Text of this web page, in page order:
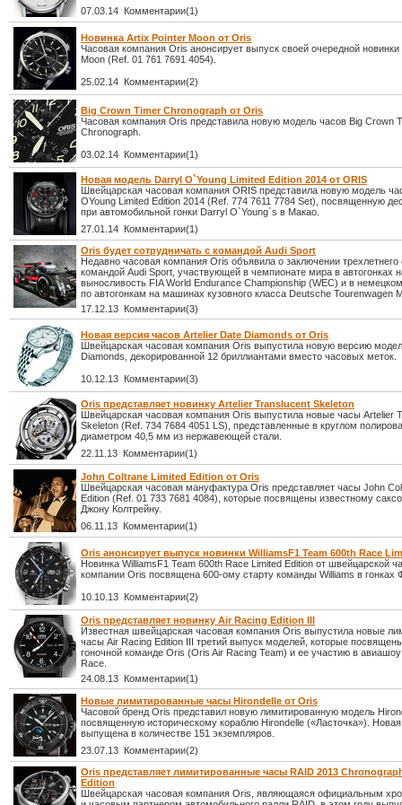
07.03.14 Комментарии(1)
Новинка Artix Pointer Moon от Oris
Часовая компания Oris анонсирует выпуск своей очередной новинки
Moon (Ref. 01 761 7691 4054).
25.02.14 Комментарии(2)
Big Crown Timer Chronograph от Oris
Часовая компания Oris представила новую модель часов Big Crown
Chronograph.
03.02.14 Комментарии(1)
Новая модель Darryl O`Young Limited Edition 2014 от ORIS
Швейцарская часовая компания ORIS представила новую модель
OYoung Limited Edition 2014 (Ref. 774 7611 7784 Set), посвященную
при автомобильной гонки Darryl O`Young`s в Макао.
27.01.14 Комментарии(1)
Oris будет сотрудничать с командой Audi Sport
Недавно часовая компания Oris объявила о заключении трехлетнего
командой Audi Sport, участвующей в чемпионате мира в автогонках
выносливость FIA World Endurance Championship (WEC) и в
по автогонкам на машинах кузовного класса Deutsche Tourenwagen
17.12.13 Комментарии(3)
Новая версия часов Artelier Date Diamonds от Oris
Швейцарская часовая компания Oris выпустила новую версию
Diamonds, декорированной 12 бриллиантами вместо часовых меток.
10.12.13 Комментарии(3)
Oris представляет новинку Artelier Translucent Skeleton
Швейцарская часовая компания Oris выпустила новые часы Artelier
Skeleton (Ref. 734 7684 4051 LS), представленные в круглом
диаметром 40,5 мм из нержавеющей стали.
22.11.13 Комментарии(1)
John Coltrane Limited Edition от Oris
Швейцарская часовая мануфактура Oris представляет часы John
Edition (Ref. 01 733 7681 4084), которые посвящены известному
Джону Колтрейну.
06.11.13 Комментарии(1)
Oris анонсирует выпуск новинки WilliamsF1 Team 600th Race
Новинка WilliamsF1 Team 600th Race Limited Edition от швейцарской
компании Oris посвящена 600-ому старту команды Williams в гонках
10.10.13 Комментарии(2)
Oris представляет новинку Air Racing Edition III
Известная швейцарская часовая компания Oris выпустила новые
часы Air Racing Edition III третий выпуск моделей, которые
гоночной команде Oris (Oris Air Racing Team) и ее участию в
Race.
24.08.13 Комментарии(1)
Новые лимитированные часы Hirondelle от Oris
Часовой бренд Oris представил новую лимитированную модель
посвященную историческому кораблю Hirondelle («Ласточка»). Новая
выпущена в количестве 151 экземпляров.
23.07.13 Комментарии(2)
Oris представляет лимитированные часы RAID 2013
Edition
Швейцарская часовая компания Oris, являющаяся официальным